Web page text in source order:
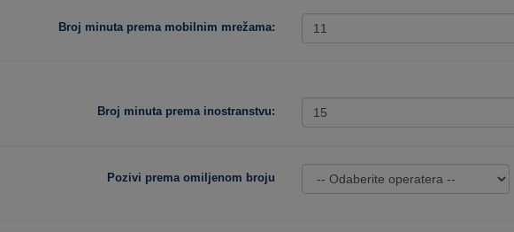
Broj minuta prema mobilnim mrežama:
Broj minuta prema inostranstvu:
Pozivi prema omiljenom broju